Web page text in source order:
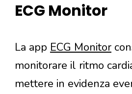
ECG Monitor
La app ECG Monitor
monitorare il ritmo
mettere in evidenza